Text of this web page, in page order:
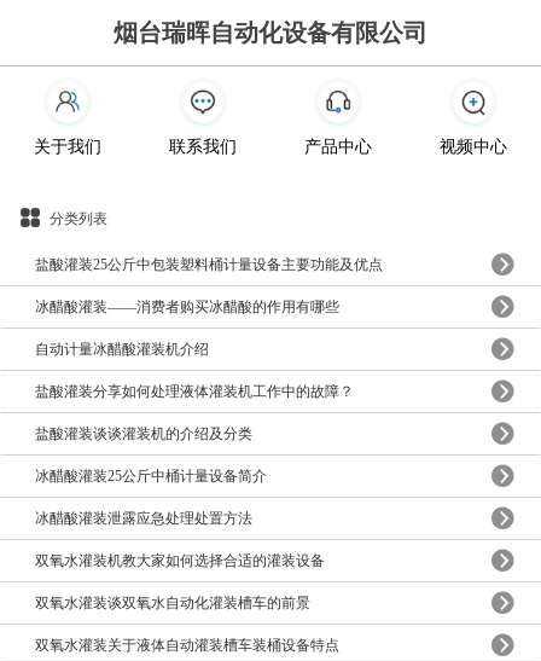
烟台瑞晖自动化设备有限公司
关于我们 联系我们 产品中心 视频中心
分类列表
盐酸灌装25公斤中包装塑料桶计量设备主要功能及优点
冰醋酸灌装——消费者购买冰醋酸的作用有哪些
自动计量冰醋酸灌装机介绍
盐酸灌装分享如何处理液体灌装机工作中的故障？
盐酸灌装谈谈灌装机的介绍及分类
冰醋酸灌装25公斤中桶计量设备简介
冰醋酸灌装泄露应急处理处置方法
双氧水灌装机教大家如何选择合适的灌装设备
双氧水灌装谈双氧水自动化灌装槽车的前景
双氧水灌装关于液体自动灌装槽车装桶设备特点